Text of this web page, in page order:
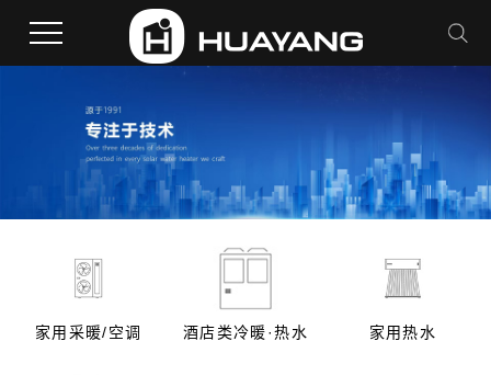
家用采暖/空调 酒店类冷暖·热水 家用热水